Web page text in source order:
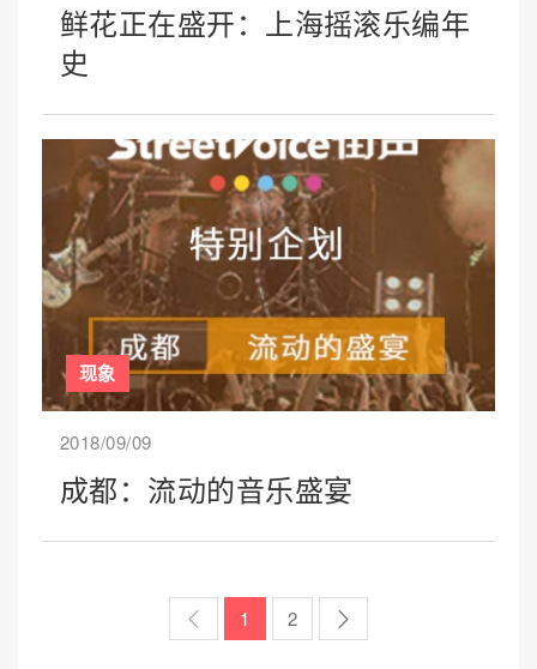
鲜花正在盛开：上海摇滚乐编年
史
现象
2018/09/09
成都：流动的音乐盛宴
1 2